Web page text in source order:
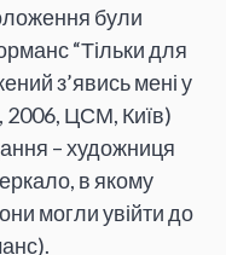
були
“Тільки для
з’явись мені у
2006, ЦСМ, Київ)
– художниця
в якому
могли увійти до